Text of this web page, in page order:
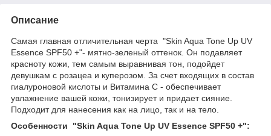
Описание
Самая главная отличительная черта "Skin Aqua Tone Up UV
Essence SPF50 +"- мятно-зеленый оттенок. Он подавляет
красноту кожи, тем самым выравнивая тон, подойдет
девушкам с розацеа и куперозом. За счет входящих в состав
гиалуроновой кислоты и Витамина С - обеспечивает
увлажнение вашей кожи, тонизирует и придает сияние.
Подходит для нанесения как на лицо, так и на тело.
Особенности "Skin Aqua Tone Up UV Essence SPF50 +":